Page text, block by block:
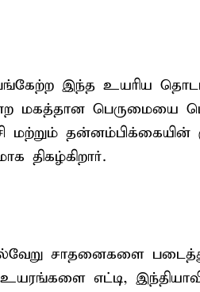
இந்த உயரிய
மகத்தான பெருமையை
மற்றும் தன்னம்பிக்கையின்
திகழ்கிறார்.
சாதனைகளை
உயரங்களை எட்டி,